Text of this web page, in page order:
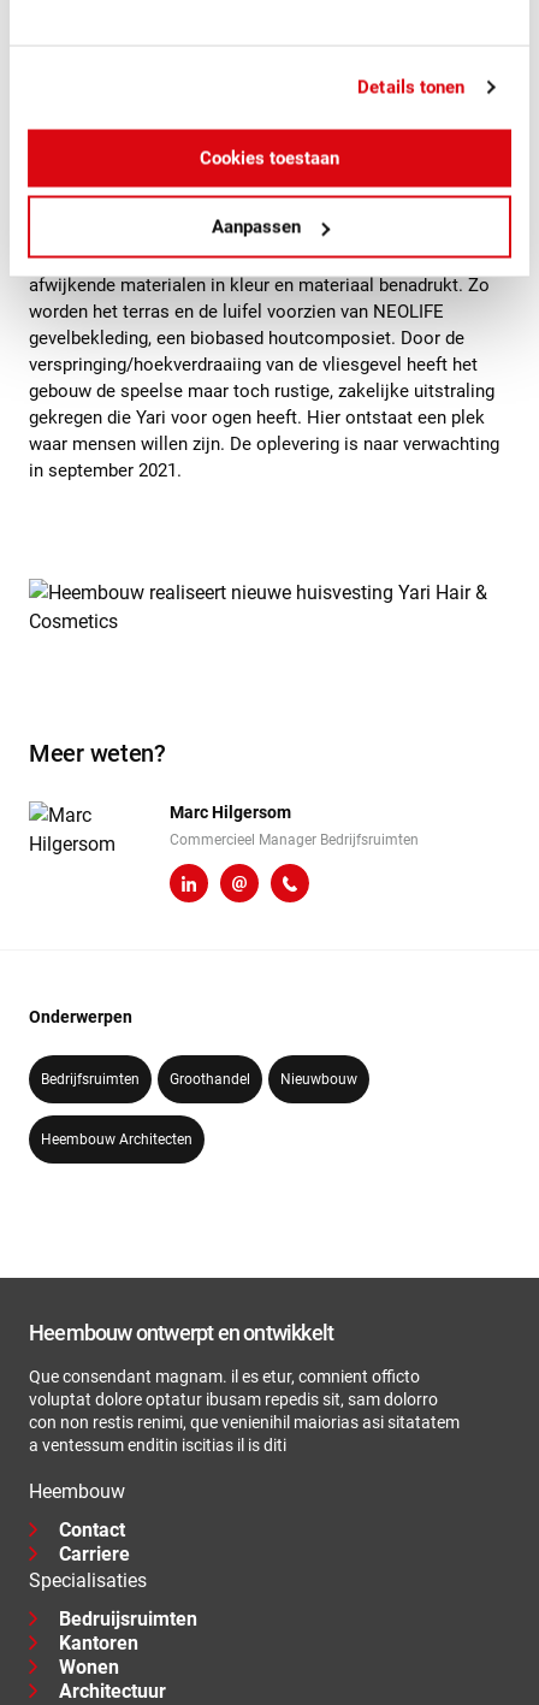
Details tonen
Cookies toestaan
Aanpassen
Zakelijke uitstraling
accent. Door het ‘naar binnen drukken’ van de gevel ontstaat
een afwisseling van rechte en schuine (gevel)vlakken. De
set back die hierbij ontstaat wordt door middel van
afwijkende materialen in kleur en materiaal benadrukt. Zo
worden het terras en de luifel voorzien van NEOLIFE
gevelbekleding, een biobased houtcomposiet. Door de
verspringing/hoekverdraaiing van de vliesgevel heeft het
gebouw de speelse maar toch rustige, zakelijke uitstraling
gekregen die Yari voor ogen heeft. Hier ontstaat een plek
waar mensen willen zijn. De oplevering is naar verwachting
in september 2021.
Meer weten?
Marc Hilgersom
Commercieel Manager Bedrijfsruimten
LinkedInm.hilgersom@heembouw.nl
06 - 248 810 97
Onderwerpen
Bedrijfsruimten Groothandel Nieuwbouw
Heembouw Architecten
Heembouw ontwerpt en ontwikkelt
Que consendant magnam. il es etur, comnient officto
voluptat dolore optatur ibusam repedis sit, sam dolorro
con non restis renimi, que venienihil maiorias asi sitatatem
a ventessum enditin iscitias il is diti
Heembouw
Contact
Carriere
Specialisaties
Bedruijsruimten
Kantoren
Wonen
Architectuur